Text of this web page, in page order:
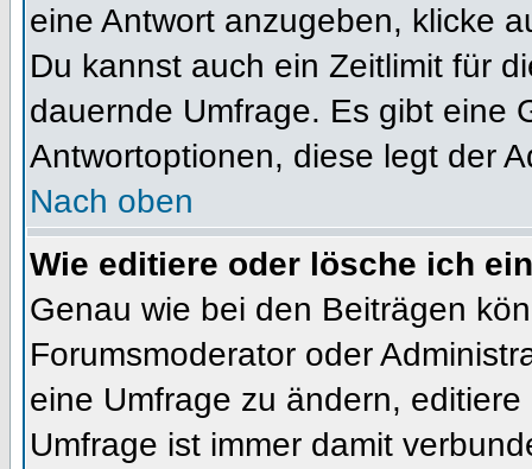
eine Antwort anzugeben, klicke
Du kannst auch ein Zeitlimit für
dauernde Umfrage. Es gibt eine
Antwortoptionen, diese legt der
Nach oben
Wie editiere oder lösche ich
Genau wie bei den Beiträgen
Forumsmoderator oder
eine Umfrage zu ändern,
Umfrage ist immer damit